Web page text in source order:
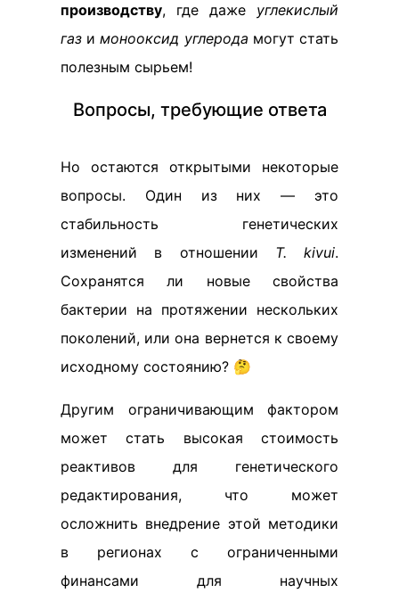
производству, где даже углекислый
газ имонооксид углерода могут стать
полезным сырьем!
Вопросы, требующие ответа
Но остаются открытыми некоторые
вопросы. Один из них — это
стабильность генетических
изменений в отношении T. kivui.
Сохранятся ли новые свойства
бактерии на протяжении нескольких
поколений, или она вернется к своему
исходному состоянию? 🤔
Другим ограничивающим фактором
может стать высокая стоимость
реактивов для генетического
редактирования, что может
осложнить внедрение этой методики
в регионах с ограниченными
финансами для научных